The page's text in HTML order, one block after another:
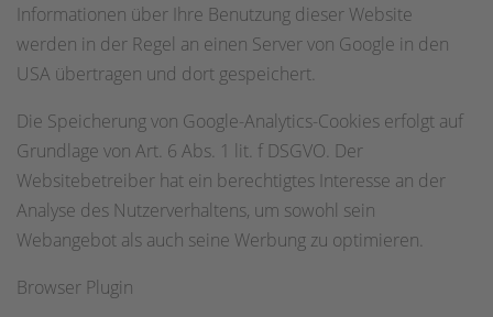
Informationen über Ihre Benutzung dieser Website
werden in der Regel an einen Server von Google in den
USA übertragen und dort gespeichert.
Die Speicherung von Google-Analytics-Cookies erfolgt auf
Grundlage von Art. 6 Abs. 1 lit. f DSGVO. Der
Websitebetreiber hat ein berechtigtes Interesse an der
Analyse des Nutzerverhaltens, um sowohl sein
Webangebot als auch seine Werbung zu optimieren.
Browser Plugin